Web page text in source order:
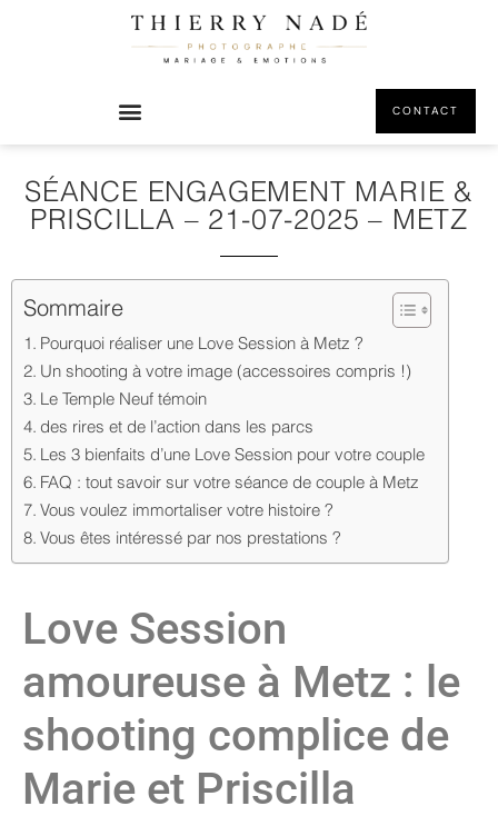
CONTACT
SÉANCE ENGAGEMENT MARIE &
PRISCILLA – 21-07-2025 – METZ
Sommaire
Pourquoi réaliser une Love Session à Metz ?
Un shooting à votre image (accessoires compris !)
Le Temple Neuf témoin
des rires et de l’action dans les parcs
Les 3 bienfaits d’une Love Session pour votre couple
FAQ : tout savoir sur votre séance de couple à Metz
Vous voulez immortaliser votre histoire ?
Vous êtes intéressé par nos prestations ?
Love Session
amoureuse à Metz : le
shooting complice de
Marie et Priscilla